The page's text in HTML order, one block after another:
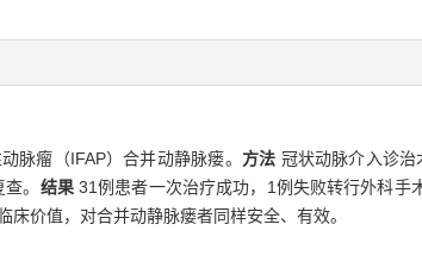
脉瘤（IFAP）合并动静脉瘘。 方法 冠状动脉介入诊
。 结果 31例患者一次治疗成功，1例失败转行外科手
床价值，对合并动静脉瘘者同样安全、有效。